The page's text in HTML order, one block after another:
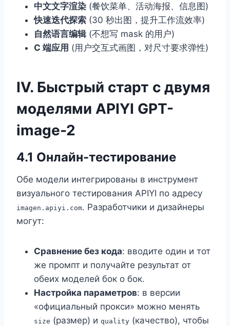
中文文字渲染 (餐饮菜单、活动海报、信息图)
快速迭代探索 (30 秒出图，提升工作流效率)
自然语言编辑(不想写 mask 的用户)
C 端应用 (用户交互式画图，对尺寸要求弹性)
IV. Быстрый старт с двумя
моделями APIYI GPT-
image-2
4.1 Онлайн-тестирование
Обе модели интегрированы в инструмент
визуального тестирования APIYI по адресу
imagen.apiyi.com. Разработчики и дизайнеры
могут:
Сравнение без кода: вводите один и тот
же промпт и получайте результат от
обеих моделей бок о бок.
Настройка параметров: в версии
«официальный прокси» можно менять
size (размер) и quality (качество), чтобы